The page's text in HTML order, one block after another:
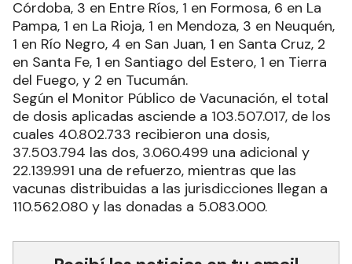
Córdoba, 3 en Entre Ríos, 1 en Formosa, 6 en La
Pampa, 1 en La Rioja, 1 en Mendoza, 3 en Neuquén,
1 en Río Negro, 4 en San Juan, 1 en Santa Cruz, 2
en Santa Fe, 1 en Santiago del Estero, 1 en Tierra
del Fuego, y 2 en Tucumán.
Según el Monitor Público de Vacunación, el total
de dosis aplicadas asciende a 103.507.017, de los
cuales 40.802.733 recibieron una dosis,
37.503.794 las dos, 3.060.499 una adicional y
22.139.991 una de refuerzo, mientras que las
vacunas distribuidas a las jurisdicciones llegan a
110.562.080 y las donadas a 5.083.000.